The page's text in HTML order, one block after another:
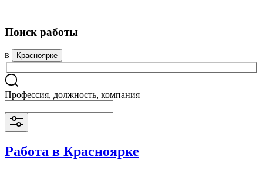
Поиск работы
в Красноярке
Профессия, должность, компания
Работа в Красноярке